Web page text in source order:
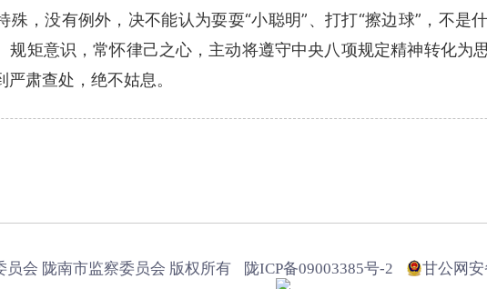
殊，没有例外，决不能认为耍耍“小聪明”、打打“擦边球”，不是
规矩意识，常怀律己之心，主动将遵守中央八项规定精神转化为
肃查处，绝不姑息。
员会 陇南市监察委员会 版权所有 陇ICP备09003385号-2 甘公网安